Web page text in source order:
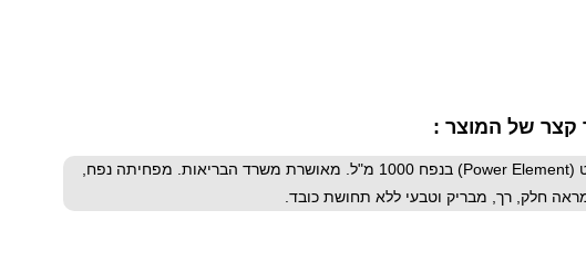
קצר של המוצר :
החלקה משקמת ומקצועית לכל סוגי השיער מבית פאוור אלמנט (Power Element) בנפח 1000 מ"ל. מאושרת משרד הבריאות. מפחיתה נפח,
חלק, רך, מבריק וטבעי ללא תחושת כובד.